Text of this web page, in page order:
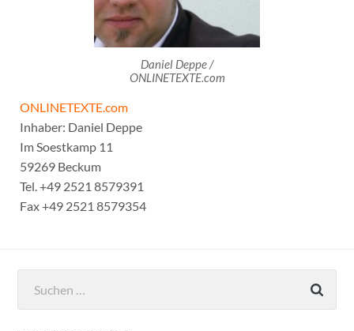
Daniel Deppe /
ONLINETEXTE.com
ONLINETEXTE.com
Inhaber: Daniel Deppe
Im Soestkamp 11
59269 Beckum
Tel. +49 2521 8579391
Fax +49 2521 8579354
nach: